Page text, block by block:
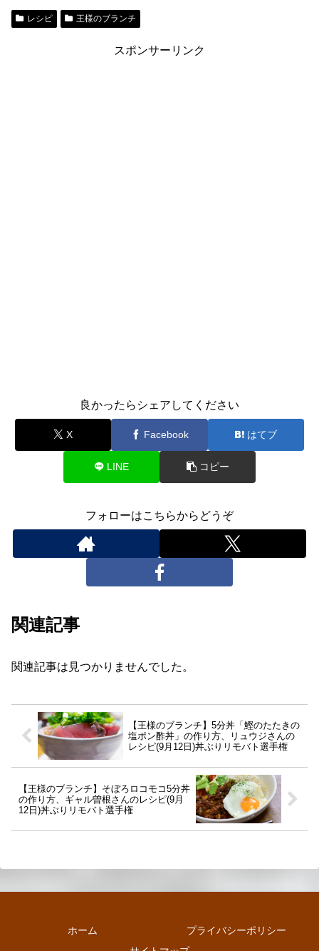
レシピ 王様のブランチ
スポンサーリンク
良かったらシェアしてください
X Facebook はてブ
LINE コピー
フォローはこちらからどうぞ
関連記事
関連記事は見つかりませんでした。
【王様のブランチ】5分丼「鰹のたたきの
塩ポン酢丼」の作り方、リュウジさんの
レシピ(9月12日)丼ぶりリモバト選手権
【王様のブランチ】そぼろロコモコ5分丼
の作り方、ギャル曽根さんのレシピ(9月
12日)丼ぶりリモバト選手権
ホーム
プライバシーポリシー